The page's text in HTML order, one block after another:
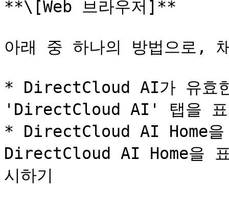
**\[Web 브라우저]**
아래 중 하나의 방법으로,
* DirectCloud AI가 유효한
'DirectCloud AI' 탭을 표
* DirectCloud AI Home을
DirectCloud AI Home을
시하기